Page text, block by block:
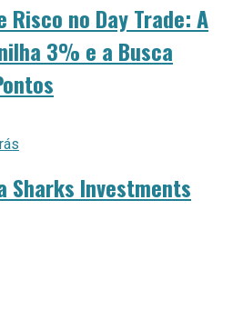
Risco no Day Trade: A
3% e a Busca
Sharks Investments